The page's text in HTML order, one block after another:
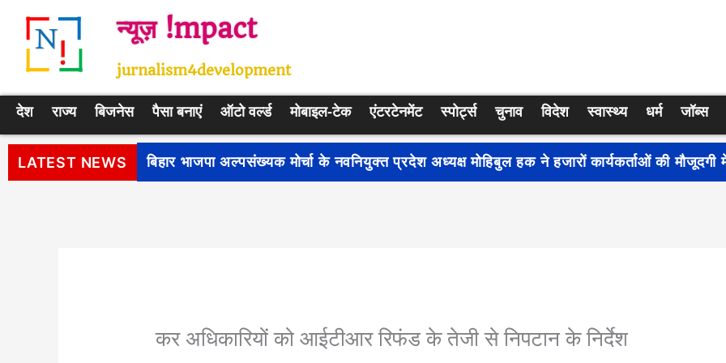
न्यूज़ !mpact
jurnalism4development
देश राज्य बिजनेस पैसा बनाएं ऑटो वर्ल्ड मोबाइल-टेक एंटरटेनमेंट स्पोर्ट्स चुनाव विदेश स्वास्थ्य धर्म जॉब्स
LATEST NEWS पीएम सूर्य घर: मुफ्त बिजली योजना के प्रति जागरूकता बढ़ाने के लिए देशभर में शुरू हुआ नुक्कड़ नाटक
कर अधिकारियों को आईटीआर रिफंड के तेजी से निपटान के निर्देश